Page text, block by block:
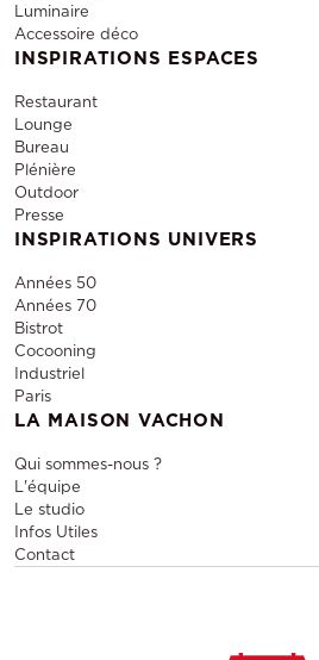
Luminaire
Accessoire déco
INSPIRATIONS ESPACES
Restaurant
Lounge
Bureau
Plénière
Outdoor
Presse
INSPIRATIONS UNIVERS
Années 50
Années 70
Bistrot
Cocooning
Industriel
Paris
LA MAISON VACHON
Qui sommes-nous ?
L'équipe
Le studio
Infos Utiles
Contact